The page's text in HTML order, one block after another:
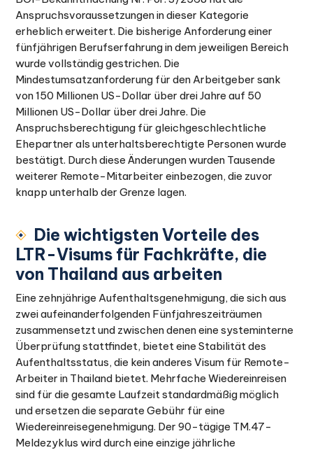
Anspruchsvoraussetzungen in dieser Kategorie
erheblich erweitert. Die bisherige Anforderung einer
fünfjährigen Berufserfahrung in dem jeweiligen Bereich
wurde vollständig gestrichen. Die
Mindestumsatzanforderung für den Arbeitgeber sank
von 150 Millionen US-Dollar über drei Jahre auf 50
Millionen US-Dollar über drei Jahre. Die
Anspruchsberechtigung für gleichgeschlechtliche
Ehepartner als unterhaltsberechtigte Personen wurde
bestätigt. Durch diese Änderungen wurden Tausende
weiterer Remote-Mitarbeiter einbezogen, die zuvor
knapp unterhalb der Grenze lagen.
Die wichtigsten Vorteile des
LTR-Visums für Fachkräfte, die
von Thailand aus arbeiten
Eine zehnjährige Aufenthaltsgenehmigung, die sich aus
zwei aufeinanderfolgenden Fünfjahreszeiträumen
zusammensetzt und zwischen denen eine systeminterne
Überprüfung stattfindet, bietet eine Stabilität des
Aufenthaltsstatus, die kein anderes Visum für Remote-
Arbeiter in Thailand bietet. Mehrfache Wiedereinreisen
sind für die gesamte Laufzeit standardmäßig möglich
und ersetzen die separate Gebühr für eine
Wiedereinreisegenehmigung. Der 90-tägige TM.47-
Meldezyklus wird durch eine einzige jährliche